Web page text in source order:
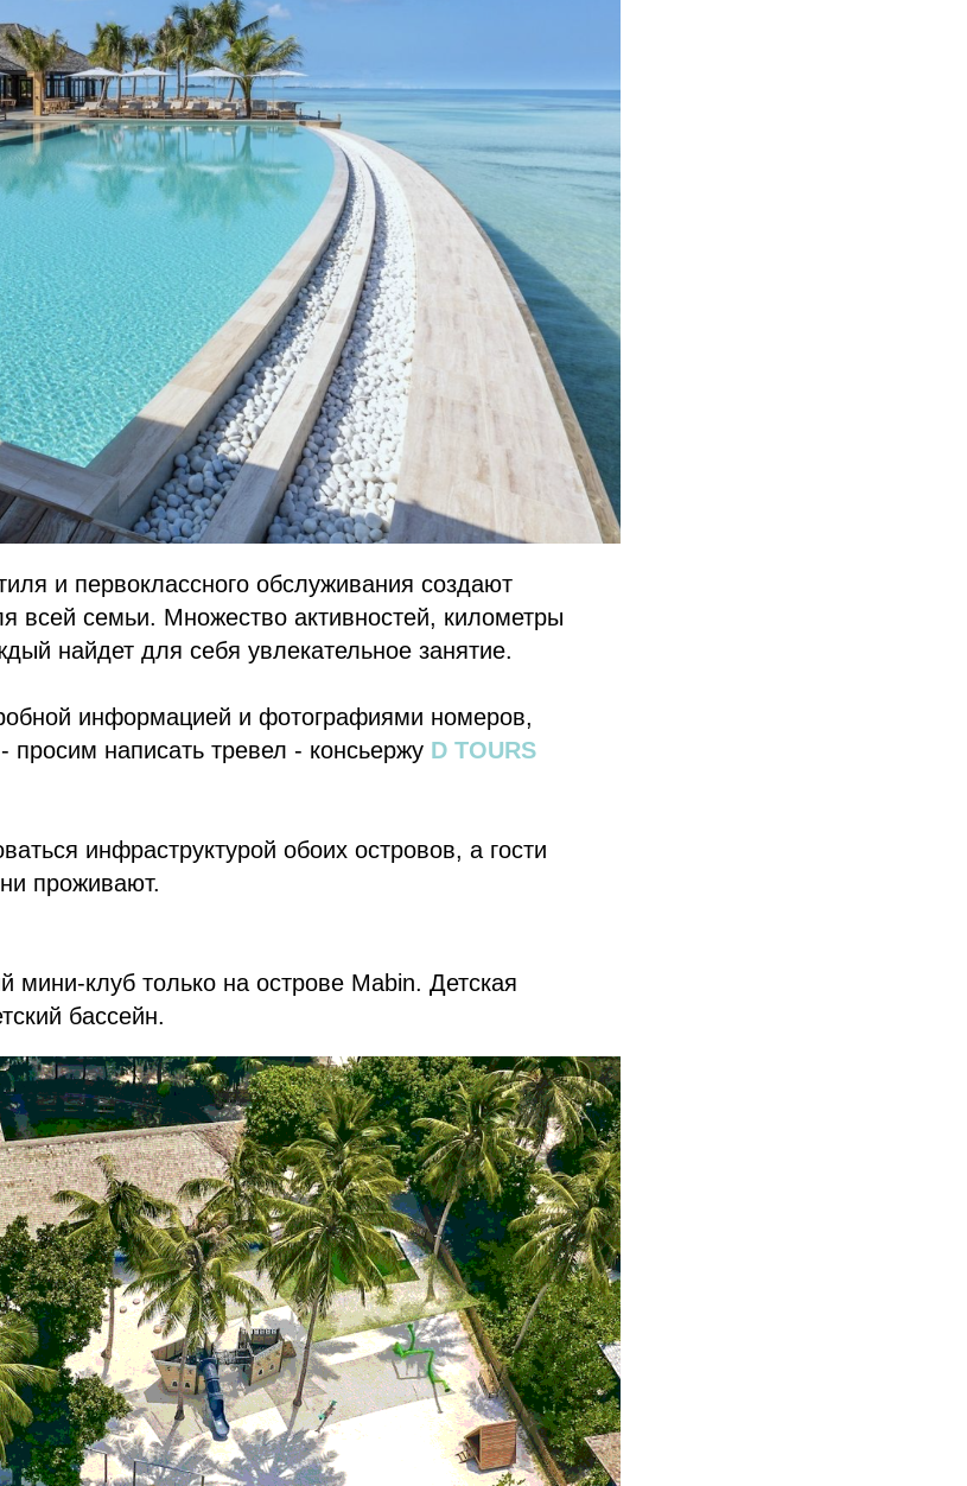
и первоклассного обслуживания создают
всей семьи. Множество активностей, километры
найдет для себя увлекательное занятие.
информацией и фотографиями номеров,
просим написать тревел - консьержу D TOURS
инфраструктурой обоих островов, а гости
проживают.
мини-клуб только на острове Mabin. Детская
бассейн.